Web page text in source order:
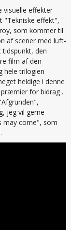
visuelle effekter
"Tekniske effekt",
som kommer til
af scener med luft-
den
film af den
hele trilogien
heldige i denne
for bidrag .
jeg vil gerne
may come", som